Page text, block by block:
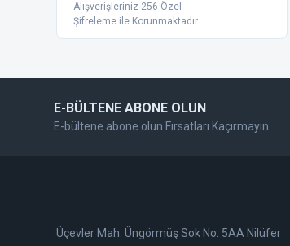
Alışverişleriniz 256 Özel
Şifreleme ile Korunmaktadır.
E-BÜLTENE ABONE OLUN
E-bültene abone olun Fırsatları Kaçırmayın
Üçevler Mah. Üngörmüş Sok No: 5AA Nilüfer